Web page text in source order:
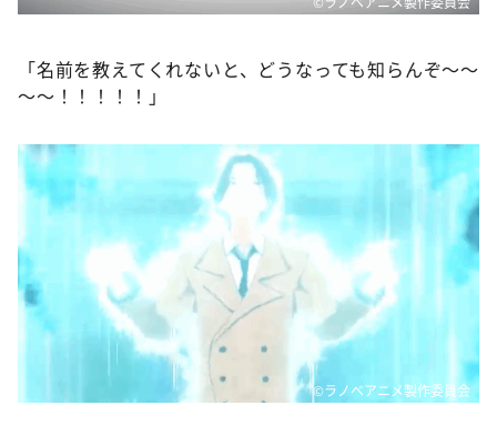
「名前を教えてくれないと、どうなっても知らんぞ～～
～～！！！！！」
©ラノベアニメ製作委員会